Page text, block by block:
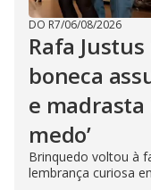
DO R7/06/08/2026
Rafa
boneca
e madrasta
medo’
Brinquedo voltou à
lembrança curiosa